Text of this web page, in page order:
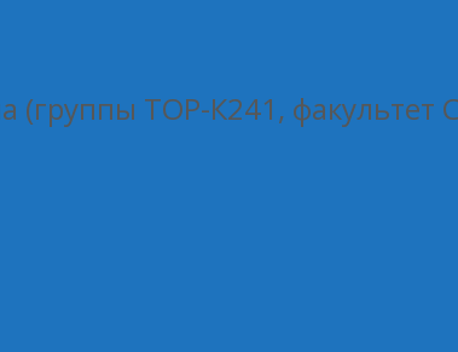
(группы ТОР-К241, факультет